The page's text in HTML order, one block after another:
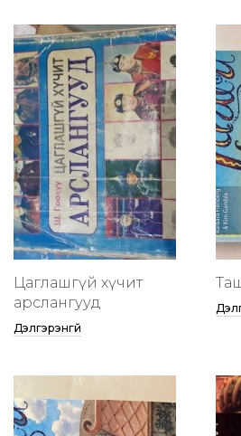
Цаглашгүй хүчит
арслангууд
Дэлгэрэнгүй